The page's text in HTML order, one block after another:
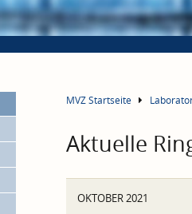
MVZ Startseite
Aktuelle
OKTOBER 2021